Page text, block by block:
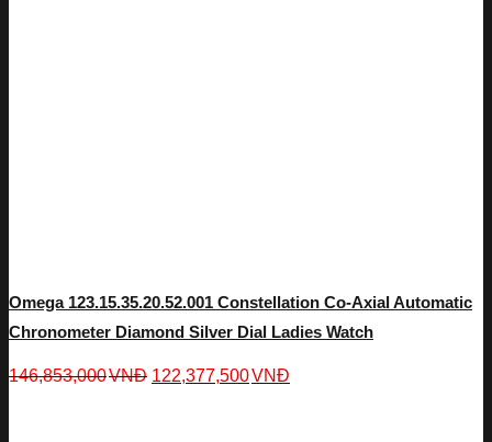
Omega 123.15.35.20.52.001 Constellation Co-Axial Automatic
Chronometer Diamond Silver Dial Ladies Watch
146,853,000VNĐ 122,377,500VNĐ